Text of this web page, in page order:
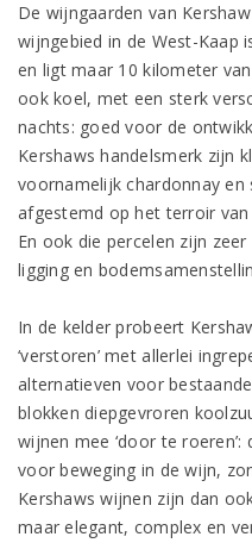
De wijngaarden van
wijngebied in de West-Kaap
en ligt maar 10 kilometer
ook koel, met een sterk
nachts: goed voor de
Kershaws handelsmerk zijn
voornamelijk chardonnay en
afgestemd op het terroir
En ook die percelen zijn
ligging en
In de kelder probeert
‘verstoren’ met allerlei
alternatieven voor
blokken diepgevroren
wijnen mee ‘door te
voor beweging in de wijn,
Kershaws wijnen zijn dan
maar elegant, complex en